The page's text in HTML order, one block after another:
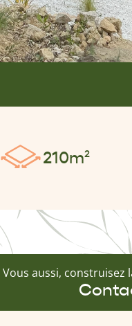
210m²
Vous aussi, construisez